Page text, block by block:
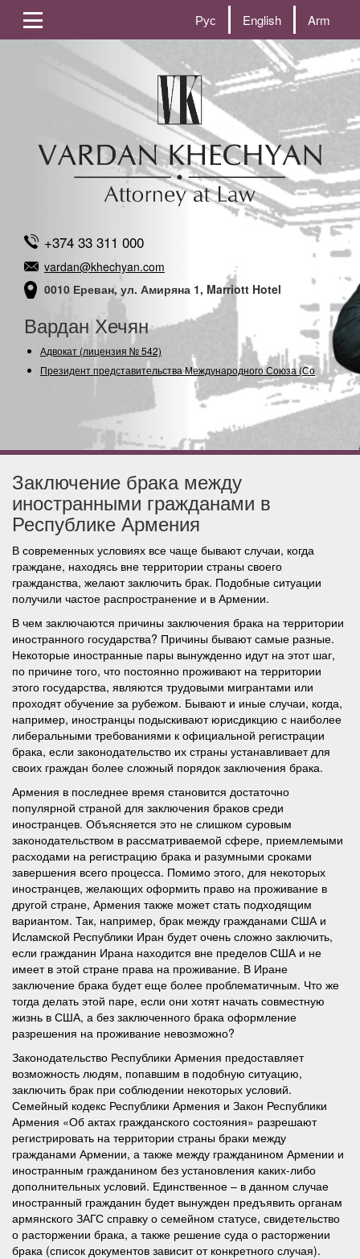
Рус English Arm
+374 33 311 000
vardan@khechyan.com
0010 Ереван, ул. Амиряна 1, Marriott Hotel
Вардан Хечян
Адвокат (лицензия № 542)
Президент представительства Международного Союза
Заключение брака между
иностранными гражданами в
Республике Армения
В современных условиях все чаще бывают случаи, когда
граждане, находясь вне территории страны своего
гражданства, желают заключить брак. Подобные ситуации
получили частое распространение и в Армении.
В чем заключаются причины заключения брака на территории
иностранного государства? Причины бывают самые разные.
Некоторые иностранные пары вынужденно идут на этот шаг,
по причине того, что постоянно проживают на территории
этого государства, являются трудовыми мигрантами или
проходят обучение за рубежом. Бывают и иные случаи, когда,
например, иностранцы подыскивают юрисдикцию с наиболее
либеральными требованиями к официальной регистрации
брака, если законодательство их страны устанавливает для
своих граждан более сложный порядок заключения брака.
Армения в последнее время становится достаточно
популярной страной для заключения браков среди
иностранцев. Объясняется это не слишком суровым
законодательством в рассматриваемой сфере, приемлемыми
расходами на регистрацию брака и разумными сроками
завершения всего процесса. Помимо этого, для некоторых
иностранцев, желающих оформить право на проживание в
другой стране, Армения также может стать подходящим
вариантом. Так, например, брак между гражданами США и
Исламской Республики Иран будет очень сложно заключить,
если гражданин Ирана находится вне пределов США и не
имеет в этой стране права на проживание. В Иране
заключение брака будет еще более проблематичным. Что же
тогда делать этой паре, если они хотят начать совместную
жизнь в США, а без заключенного брака оформление
разрешения на проживание невозможно?
Законодательство Республики Армения предоставляет
возможность людям, попавшим в подобную ситуацию,
заключить брак при соблюдении некоторых условий.
Семейный кодекс Республики Армения и Закон Республики
Армения «Об актах гражданского состояния» разрешают
регистрировать на территории страны браки между
гражданами Армении, а также между гражданином Армении и
иностранным гражданином без установления каких-либо
дополнительных условий. Единственное – в данном случае
иностранный гражданин будет вынужден предъявить органам
армянского ЗАГС справку о семейном статусе, свидетельство
о расторжении брака, а также решение суда о расторжении
брака (список документов зависит от конкретного случая).